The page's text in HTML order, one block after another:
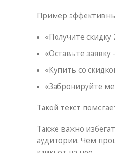
Пример
«Получите скидку
«Оставьте
«Купить со
«Забронируйте
Такой текст
Также важно
аудитории. Чем